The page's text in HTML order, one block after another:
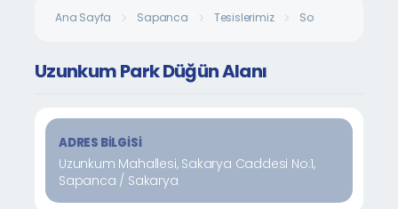
Ana Sayfa Sapanca Tesislerimiz Sosyal Tesisler
Uzunkum Park Düğün Alanı
ADRES BILGISI
Uzunkum Mahallesi, Sakarya Caddesi No:1,
Sapanca / Sakarya